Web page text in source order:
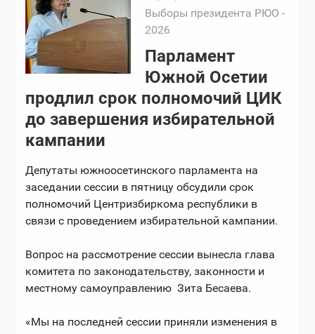
Выборы президента РЮО -
2026
Парламент
Южной Осетии
продлил срок полномочий ЦИК
до завершения избирательной
кампании
Депутаты южноосетинского парламента на
заседании сессии в пятницу обсудили срок
полномочий Центризбиркома республики в
связи с проведением избирательной кампании.
Вопрос на рассмотрение сессии вынесла глава
комитета по законодательству, законности и
местному самоуправлению Зита Бесаева.
«Мы на последней сессии приняли изменения в